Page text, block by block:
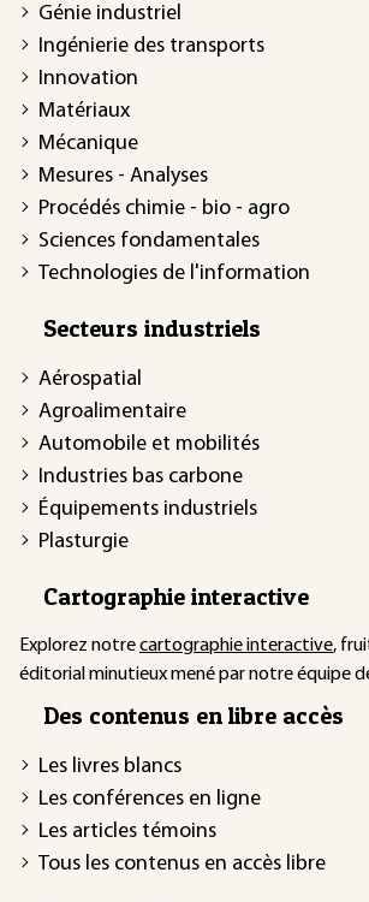
Génie industriel
Ingénierie des transports
Innovation
Matériaux
Mécanique
Mesures - Analyses
Procédés chimie - bio - agro
Sciences fondamentales
Technologies de l'information
Secteurs industriels
Aérospatial
Agroalimentaire
Automobile et mobilités
Industries bas carbone
Équipements industriels
Plasturgie
Cartographie interactive
Explorez notrecartographie interactive,
éditorial minutieux mené par notre équipe
Des contenus en libre accès
Les livres blancs
Les conférences en ligne
Les articles témoins
Tous les contenus en accès libre